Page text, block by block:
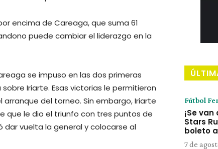
encima de Careaga, que suma 61
puede cambiar el liderazgo en la
se impuso en las dos primeras
Iriarte. Esas victorias le permitieron
del torneo. Sin embargo, Iriarte
que le dio el triunfo con tres puntos de
dar vuelta la general y colocarse al
Fútbol
¡Se
Stars
boleto
7 de